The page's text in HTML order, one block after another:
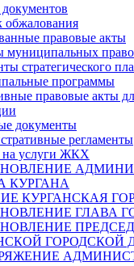
обжалования
правовые акты
муниципальных
стратегического
программы
правовые акты
документы
регламенты
услуги ЖКХ
КУРГАНА
КУРГАНСКАЯ
ГЛАВА
ГОРОДСКОЙ